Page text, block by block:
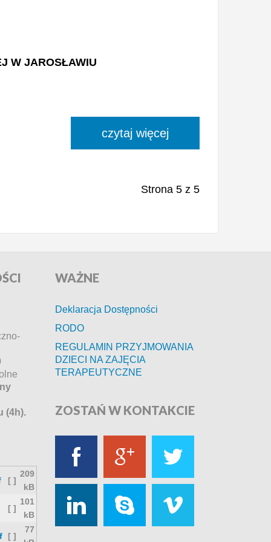
W JAROSŁAWIU
czytaj więcej
Strona 5 z 5
(4h).
[ ]
209
kB
[ ]
101
kB
[ ]
77
WAŻNE
Deklaracja Dostępności
RODO
REGULAMIN PRZYJMOWANIA
DZIECI NA ZAJĘCIA
TERAPEUTYCZNE
ZOSTAŃ W KONTAKCIE